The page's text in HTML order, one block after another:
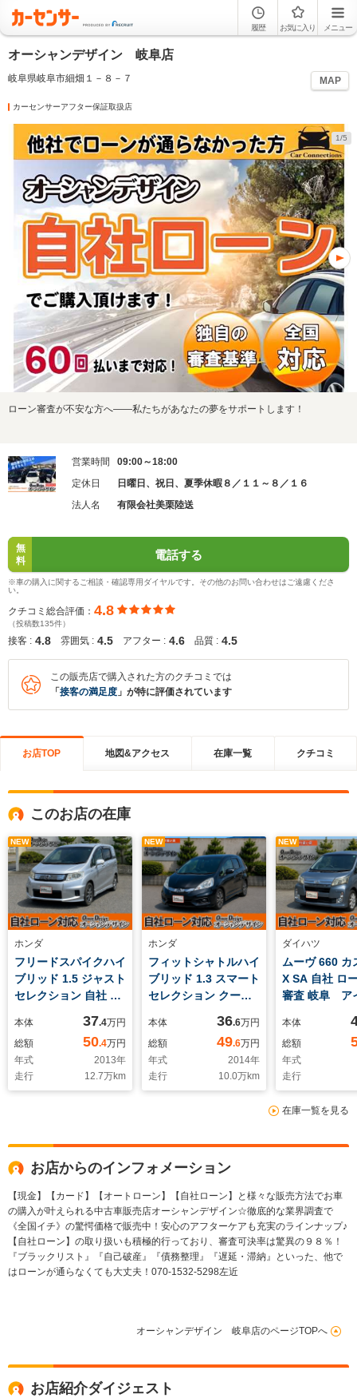
履歴 お気に入り メニュー
オーシャンデザイン 岐阜店
岐阜県岐阜市細畑１－８－７ MAP
カーセンサーアフター保証取扱店
1/5
ローン審査が不安な方へ――私たちがあなたの夢をサポートします！
営業時間
09:00～18:00
定休日
日曜日、祝日、夏季休暇８／１１～８／１６
法人名
有限会社美栗陸送
無
料
電話する
※車の購入に関するご相談・確認専用ダイヤルです。その他のお問い合わせはご遠慮くださ
い。
クチコミ総合評価： 4.8
（投稿数135件）
接客 : 4.8 雰囲気 : 4.5 アフター : 4.6 品質 : 4.5
この販売店で購入された方のクチコミでは
「 接客の満足度 」が特に評価されています
お店TOP 地図&アクセス 在庫一覧 クチコミ
このお店の在庫
NEW
ホンダ
フリードスパイクハイ
ブリッド 1.5 ジャスト
セレクション 自社 ロ
ドドア 岐阜 バック
カメラ 運転席エアバ
ッグ 助手席エアバッ
グ 横滑り防止装置
盗難防止装置 ナビ付
本体 37.4万円
総額
50.4万円
年式
2013年
走行
12.7万km
NEW
ホンダ
フィットシャトルハイ
ブリッド 1.3 スマート
セレクション クール
ーン即日審査 ハイブ
リッド アイドリング
ストップ 運転席エア
バッグ 助手席エアバ
ッグ クルーズコント
本体 36.6万円
総額
49.6万円
年式
2014年
走行
10.0万km
NEW
ダイハツ
ムーヴ 660 カ
X SA 自社 ロ
審査 岐阜 アイドリ
エアバッグ
アバッグ 横
装置 盗難防
スマートキー
本体
総額
年式
走行
在庫一覧を見る
お店からのインフォメーション
【現金】【カード】【オートローン】【自社ローン】と様々な販売方法でお車
の購入が叶えられる中古車販売店オーシャンデザイン☆徹底的な業界調査で
《全国イチ》の驚愕価格で販売中！安心のアフターケアも充実のラインナップ♪
【自社ローン】の取り扱いも積極的行っており、審査可決率は驚異の９８％！
『ブラックリスト』『自己破産』『債務整理』『遅延・滞納』といった、他で
はローンが通らなくても大丈夫！070-1532-5298左近
オーシャンデザイン 岐阜店のページTOPへ
お店紹介ダイジェスト